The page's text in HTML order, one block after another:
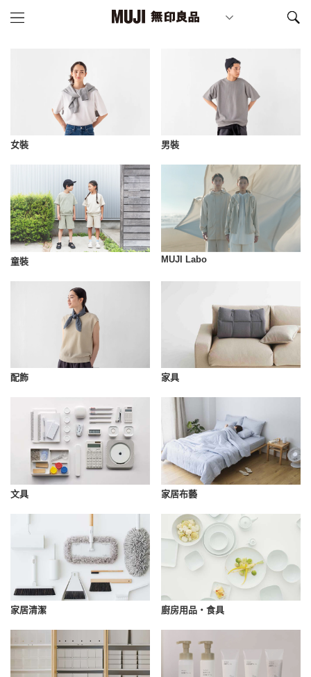
女裝 男裝
童裝 MUJI Labo
配飾 家具
文具 家居布藝
家居清潔 廚房用品・食具